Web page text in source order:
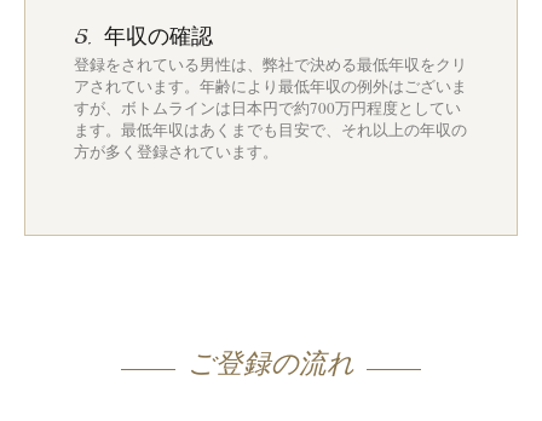
5. 年収の確認
登録をされている男性は、弊社で決める最低年収をクリ
アされています。年齢により最低年収の例外はございま
すが、ボトムラインは日本円で約700万円程度としてい
ます。最低年収はあくまでも目安で、それ以上の年収の
方が多く登録されています。
ご登録の流れ